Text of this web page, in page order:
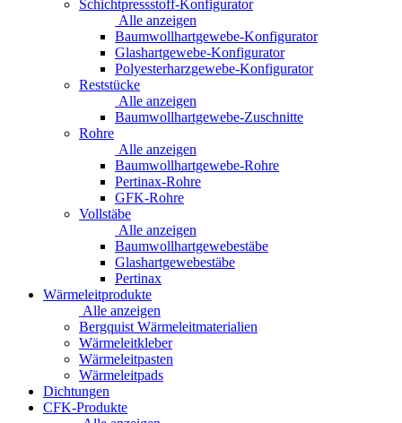
Schichtpressstoff-Konfigurator
Alle anzeigen
Baumwollhartgewebe-Konfigurator
Glashartgewebe-Konfigurator
Polyesterharzgewebe-Konfigurator
Reststücke
Alle anzeigen
Baumwollhartgewebe-Zuschnitte
Rohre
Alle anzeigen
Baumwollhartgewebe-Rohre
Pertinax-Rohre
GFK-Rohre
Vollstäbe
Alle anzeigen
Baumwollhartgewebestäbe
Glashartgewebestäbe
Pertinax
Wärmeleitprodukte
Alle anzeigen
Bergquist Wärmeleitmaterialien
Wärmeleitkleber
Wärmeleitpasten
Wärmeleitpads
Dichtungen
CFK-Produkte